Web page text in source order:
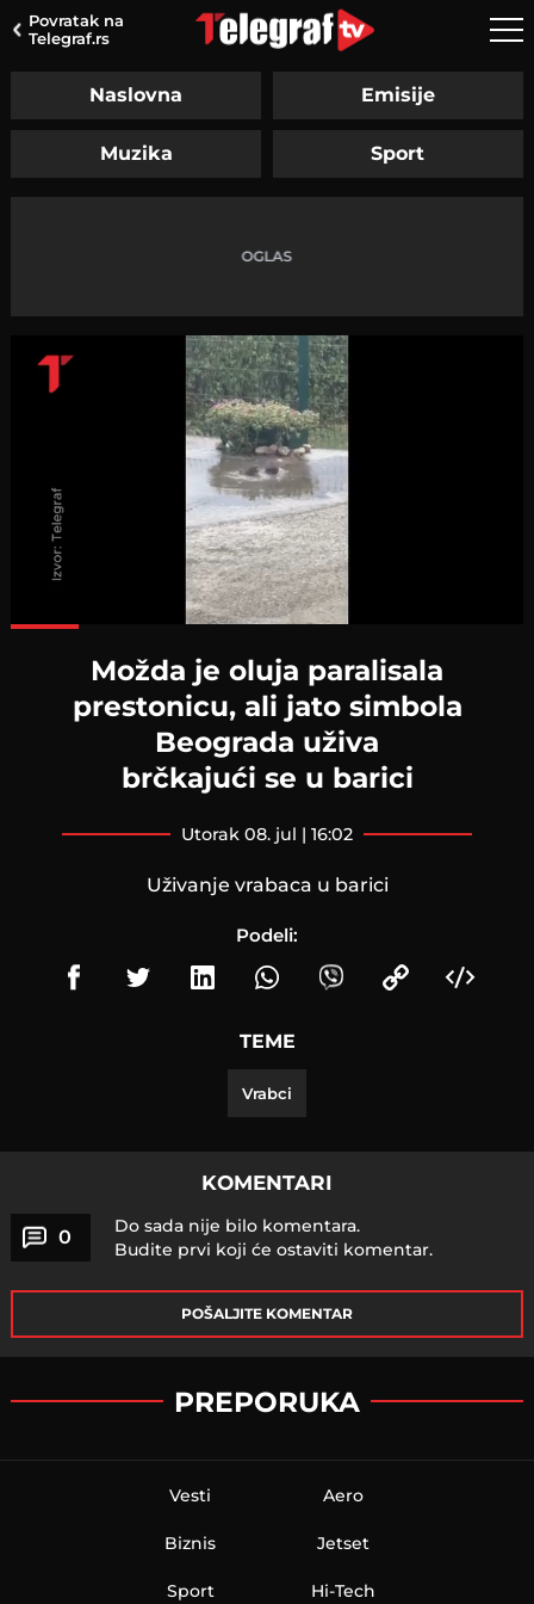
Povratak na
Telegraf.rs
Naslovna Emisije
Muzika Sport
Možda je oluja paralisala
prestonicu, ali jato simbola
Beograda uživa
brčkajući se u barici
utorak 08. jul | 16:02
Uživanje vrabaca u barici
Podeli:
TEME
Vrabci
KOMENTARI
0
Do sada nije bilo komentara.
Budite prvi koji će ostaviti komentar.
POŠALJITE KOMENTAR
PREPORUKA
Vesti
Biznis
Sport
Aero
Jetset
Hi-Tech